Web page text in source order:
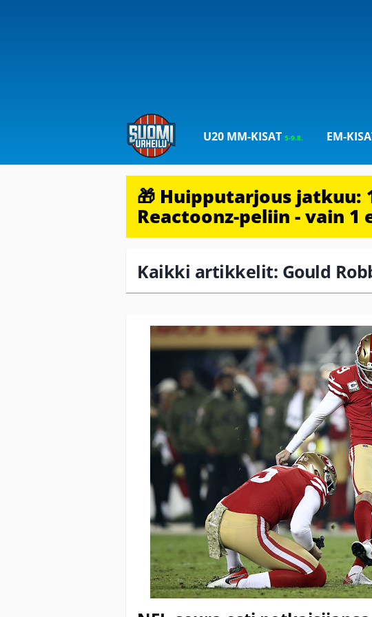
U20 MM-KISAT5-9.8. EM-
🎁 Huipputarjous jatkuu:
Reactoonz-peliin - vain 1
Kaikki artikkelit: Gould